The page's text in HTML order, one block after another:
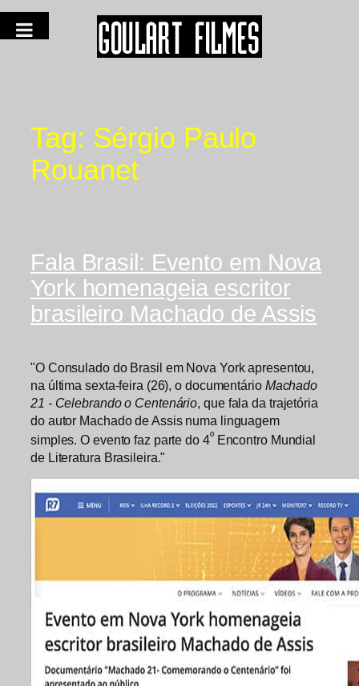
Tag: Sérgio Paulo
Rouanet
Fala Brasil: Evento em Nova
York homenageia escritor
brasileiro Machado de Assis
"O Consulado do Brasil em Nova York apresentou,
na última sexta-feira (26), o documentário Machado
21 - Celebrando o Centenário, que fala da trajetória
do autor Machado de Assis numa linguagem
simples. O evento faz parte do 4ºEncontro Mundial
de Literatura Brasileira."